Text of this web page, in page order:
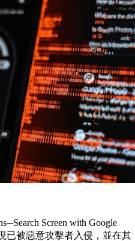
Screen with Google
已被惡意攻擊者入侵，並在其